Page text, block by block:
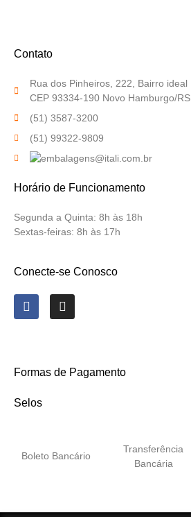
Contato
Rua dos Pinheiros, 222, Bairro ideal
CEP 93334-190 Novo Hamburgo/RS
(51) 3587-3200
(51) 99322-9809
Horário de Funcionamento
Segunda a Quinta: 8h às 18h
Sextas-feiras: 8h às 17h
Conecte-se Conosco
Formas de Pagamento
Selos
Boleto Bancário
Transferência
Bancária